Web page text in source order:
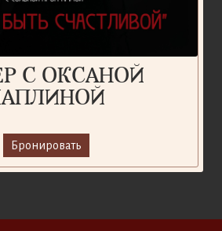
С ОКСАНОЙ
Бронировать